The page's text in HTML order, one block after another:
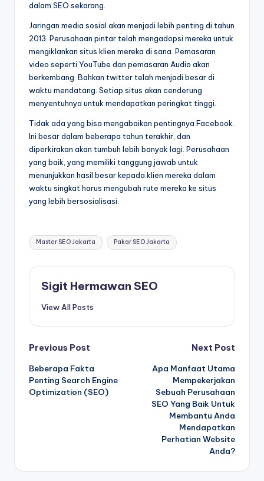
dalam SEO sekarang.
Jaringan media sosial akan menjadi lebih penting di tahun
2013. Perusahaan pintar telah mengadopsi mereka untuk
mengiklankan situs klien mereka di sana. Pemasaran
video seperti YouTube dan pemasaran Audio akan
berkembang. Bahkan twitter telah menjadi besar di
waktu mendatang. Setiap situs akan cenderung
menyentuhnya untuk mendapatkan peringkat tinggi.
Tidak ada yang bisa mengabaikan pentingnya Facebook.
Ini besar dalam beberapa tahun terakhir, dan
diperkirakan akan tumbuh lebih banyak lagi. Perusahaan
yang baik, yang memiliki tanggung jawab untuk
menunjukkan hasil besar kepada klien mereka dalam
waktu singkat harus mengubah rute mereka ke situs
yang lebih bersosialisasi.
Tags:
Master SEO Jakarta Pakar SEO Jakarta
Sigit Hermawan SEO
View All Posts
Post
navigation
Previous Post
Beberapa Fakta
Penting Search Engine
Optimization (SEO)
Next Post
Apa Manfaat Utama
Mempekerjakan
Sebuah Perusahaan
SEO Yang Baik Untuk
Membantu Anda
Mendapatkan
Perhatian Website
Anda?